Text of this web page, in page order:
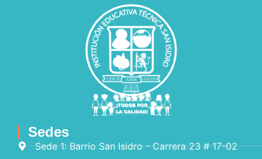
Sedes
Sede 1: Barrio San Isidro - Carrera 23 # 17-02